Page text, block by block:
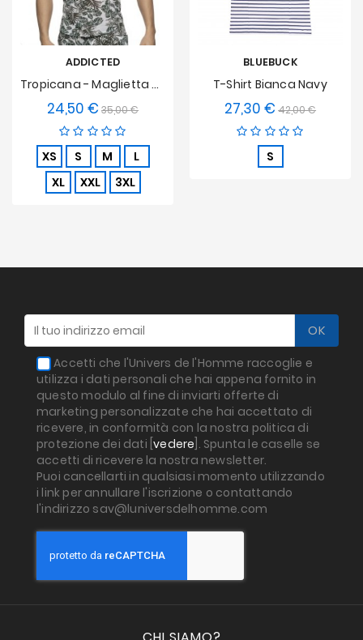
ADDICTED
Tropicana - Maglietta Color Kaki
24,50 € Prezzo
base
35,00 €Prezzo
XS S M
L
XL
XXL 3XL
BLUEBUCK
T-Shirt Bianca Navy
27,30 € Prezzo
base
42,00 €Prezzo
S
Accetti che l'Univers de l'Homme raccoglie e
utilizza i dati personali che hai appena fornito in
questo modulo al fine di inviarti offerte di
marketing personalizzate che hai accettato di
ricevere, in conformità con la nostra politica di
protezione dei dati [vedere ]. Spunta le caselle se
accetti di ricevere la nostra newsletter.
Puoi cancellarti in qualsiasi momento utilizzando
i link per annullare l'iscrizione o contattando
l'indirizzo sav@luniversdelhomme.com